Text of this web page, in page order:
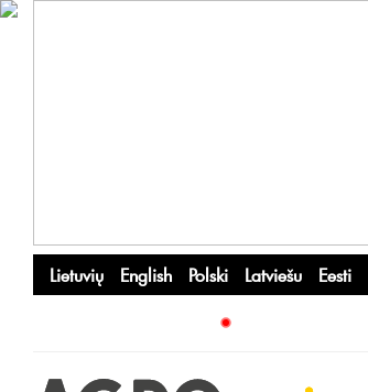
Lietuvių English Polski Latviešu Eesti